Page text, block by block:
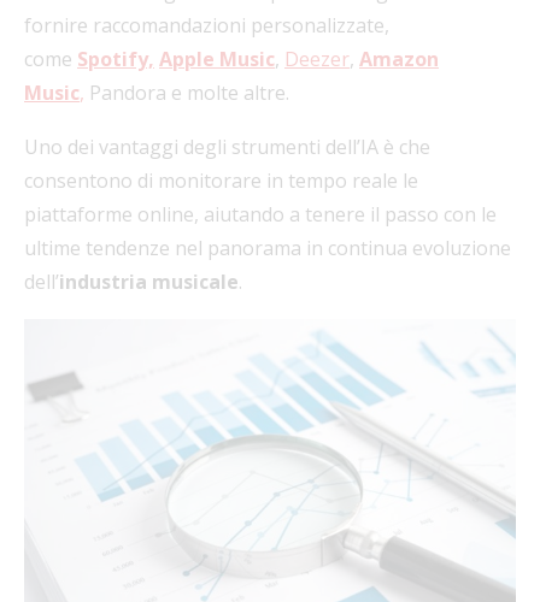
fornire raccomandazioni personalizzate,
come Spotify, Apple Music, Deezer, Amazon
Music, Pandora e molte altre.
Uno dei vantaggi degli strumenti dell’IA è che
consentono di monitorare in tempo reale le
piattaforme online, aiutando a tenere il passo con le
ultime tendenze nel panorama in continua evoluzione
dell’industria musicale.